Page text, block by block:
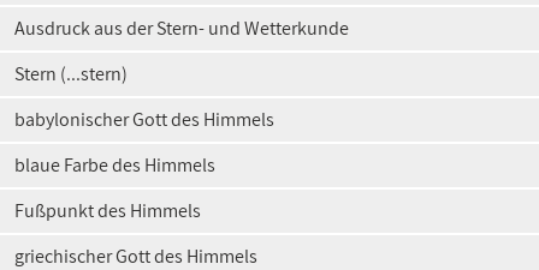
Ausdruck aus der Stern- und Wetterkunde
Stern (...stern)
babylonischer Gott des Himmels
blaue Farbe des Himmels
Fußpunkt des Himmels
griechischer Gott des Himmels